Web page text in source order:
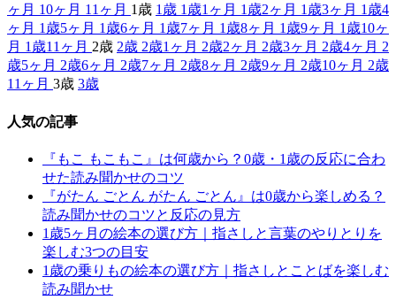
ヶ月 10ヶ月 11ヶ月 1歳 1歳 1歳1ヶ月 1歳2ヶ月 1歳3ヶ月 1歳4
ヶ月 1歳5ヶ月 1歳6ヶ月 1歳7ヶ月 1歳8ヶ月 1歳9ヶ月 1歳10ヶ
月 1歳11ヶ月 2歳 2歳 2歳1ヶ月 2歳2ヶ月 2歳3ヶ月 2歳4ヶ月 2
歳5ヶ月 2歳6ヶ月 2歳7ヶ月 2歳8ヶ月 2歳9ヶ月 2歳10ヶ月 2歳
11ヶ月 3歳 3歳
人気の記事
『もこ もこもこ』は何歳から？0歳・1歳の反応に合わ
せた読み聞かせのコツ
『がたん ごとん がたん ごとん』は0歳から楽しめる？
読み聞かせのコツと反応の見方
1歳5ヶ月の絵本の選び方｜指さしと言葉のやりとりを
楽しむ3つの目安
1歳の乗りもの絵本の選び方｜指さしとことばを楽しむ
読み聞かせ